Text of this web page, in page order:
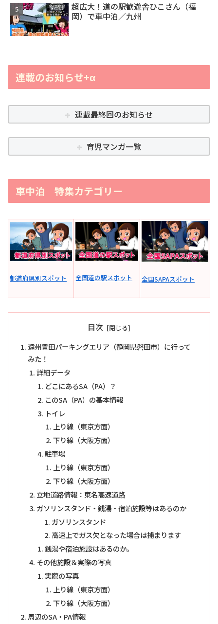
超広大！道の駅歓遊舎ひこさん（福
岡）で車中泊／九州
連載のお知らせ+α
連載最終回のお知らせ
育児マンガ一覧
車中泊 特集カテゴリー
都道府県別スポット 全国道の駅スポット 全国SAPAスポット
目次
遠州豊田パーキングエリア（静岡県磐田市）に行って
みた！
詳細データ
どこにあるSA（PA）？
このSA（PA）の基本情報
トイレ
上り線（東京方面）
下り線（大阪方面）
駐車場
上り線（東京方面）
下り線（大阪方面）
立地道路情報：東名高速道路
ガソリンスタンド・銭湯・宿泊施設等はあるのか
ガソリンスタンド
高速上でガス欠となった場合は捕まります
銭湯や宿泊施設はあるのか。
その他施設＆実際の写真
実際の写真
上り線（東京方面）
下り線（大阪方面）
周辺のSA・PA情報